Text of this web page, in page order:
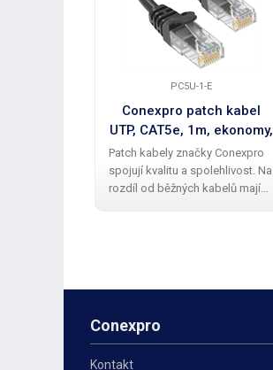
PC5U-1-E
Conexpro patch kabel
UTP, CAT5e, 1m, ekonomy,
černý
Patch kabely značky Conexpro
spojují kvalitu a spolehlivost. Na
rozdíl od běžných kabelů mají
Conexpro
Kontakt